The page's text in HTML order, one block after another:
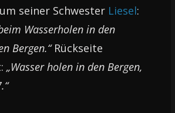
seiner Schwester Liesel:
Wasserholen in den
Bergen.“Rückseite
„Wasser holen in den Bergen,